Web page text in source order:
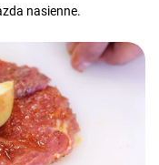
nasienne.